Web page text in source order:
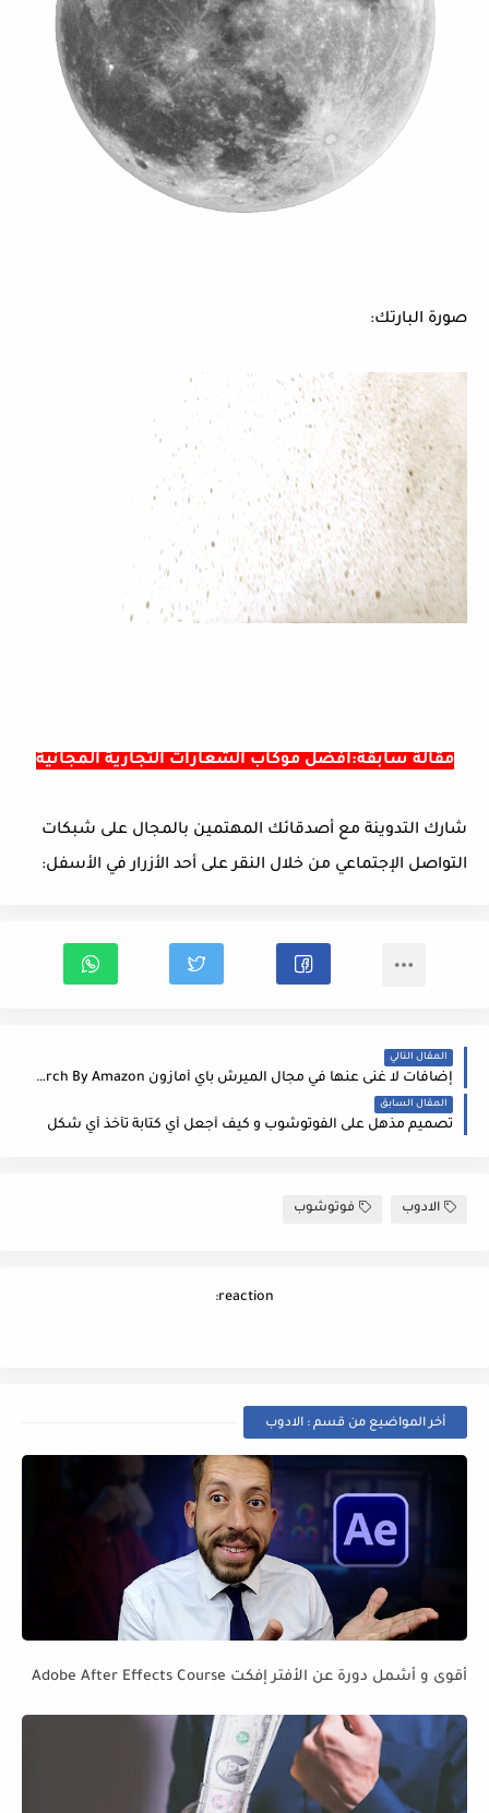
صورة البارتك:
مقالة سابقة:أفضل موكاب الشعارات التجارية المجانية
شارك التدوينة مع أصدقائك المهتمين بالمجال على شبكات
التواصل الإجتماعي من خلال النقر على أحد الأزرار في الأسفل:
المقال التالي
إضافات لا غنى عنها في مجال الميرش باي أمازون Merch By Amazon
المقال السابق
تصميم مذهل على الفوتوشوب و كيف أجعل أي كتابة تأخذ أي شكل
الادوب فوتوشوب
reaction:
أخر المواضيع من قسم : الادوب
أقوى و أشمل دورة عن الأفتر إفكت Adobe After Effects Course